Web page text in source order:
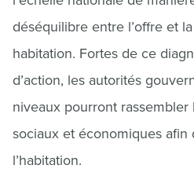
déséquilibre entre l’offre et
habitation. Fortes de ce
d’action, les autorités
niveaux pourront rassembler
sociaux et économiques
l’habitation.